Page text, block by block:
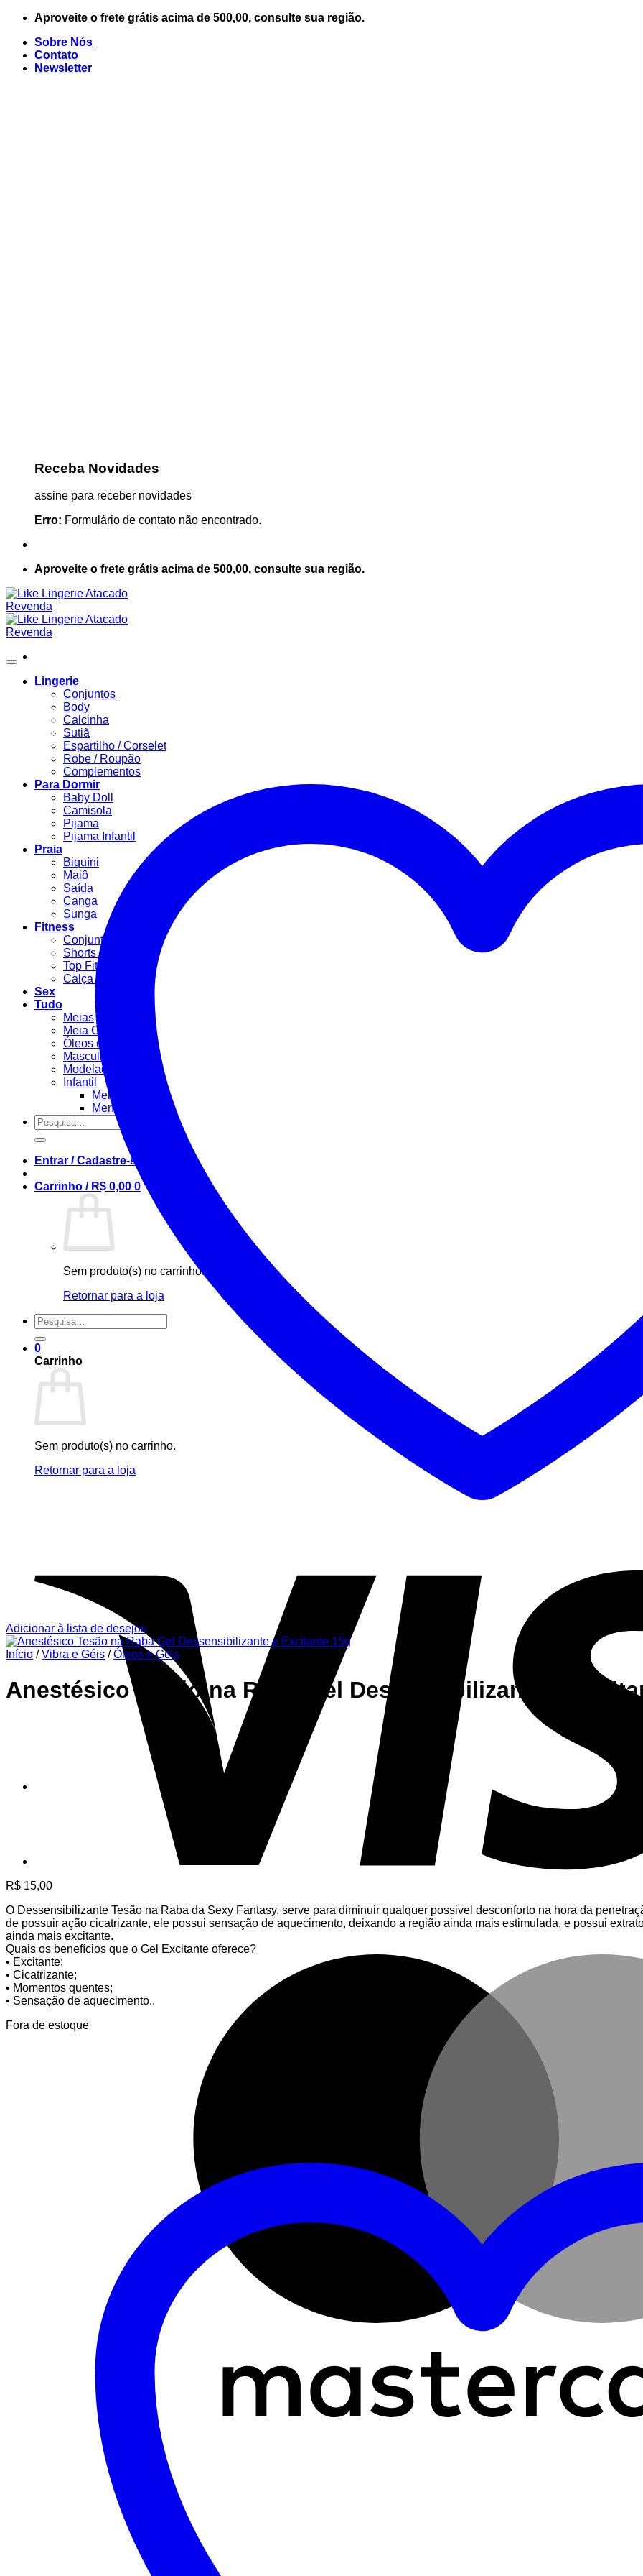
Skip
content
Aproveite o frete grátis acima de 500,00, consulte sua região.
Sobre Nós
Contato
Newsletter
Receba Novidades
assine para receber novidades
Erro: Formulário de contato não encontrado.
Aproveite o frete grátis acima de 500,00, consulte sua região.
Lingerie
Conjuntos
Body
Calcinha
Sutiã
Espartilho / Corselet
Robe / Roupão
Complementos
Para Dormir
Baby Doll
Camisola
Pijama
Pijama Infantil
Praia
Biquíni
Maiô
Saída
Canga
Sunga
Fitness
Conjunto Fitness
Shorts Fitness
Top Fitness
Calça Fitness
Sex
Tudo
Meias
Meia Calça / Fina
Óleos e Géis
Masculino
Modeladora
Infantil
Menino
Menina
Pesquisar
por:
Entrar / Cadastre-se
Carrinho / R$ 0,00 0
Sem produto(s) no carrinho.
Retornar para a loja
Pesquisar
por:
0
Carrinho
Sem produto(s) no carrinho.
Retornar para a loja
Adicionar à lista de desejos
Início / Vibra e Géis / Óleos e Géis
Anestésico Tesão na Raba Gel Dessensibilizante e
R$ 15,00
O Dessensibilizante Tesão na Raba da Sexy Fantasy, serve para diminuir qualquer possivel desconforto na hora da
de possuir ação cicatrizante, ele possui sensação de aquecimento, deixando a região ainda mais estimulada, e possui
ainda mais excitante.
Quais os benefícios que o Gel Excitante oferece?
• Excitante;
• Cicatrizante;
• Momentos quentes;
• Sensação de aquecimento..
Fora de estoque